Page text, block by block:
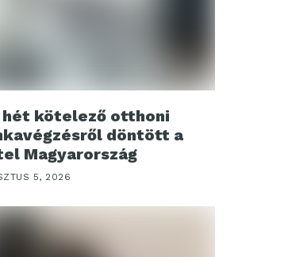
hét kötelező otthoni
döntött a
Magyarország
5, 2026